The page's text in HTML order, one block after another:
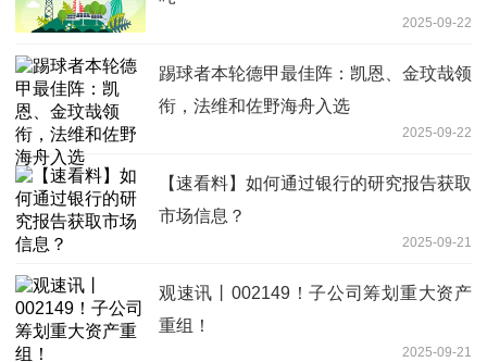
2025-09-22
踢球者本轮德甲最佳阵：凯恩、金玟哉领
衔，法维和佐野海舟入选
2025-09-22
【速看料】如何通过银行的研究报告获取
市场信息？
2025-09-21
观速讯丨002149！子公司筹划重大资产
重组！
2025-09-21